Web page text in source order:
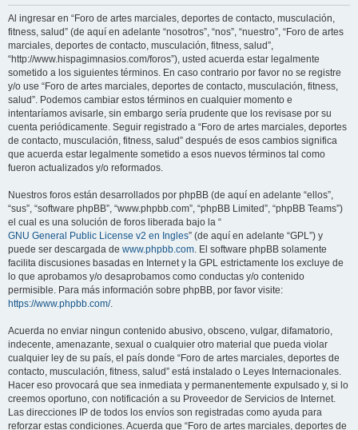
Al ingresar en “Foro de artes marciales, deportes de contacto, musculación,
fitness, salud” (de aquí en adelante “nosotros”, “nos”, “nuestro”, “Foro de artes
marciales, deportes de contacto, musculación, fitness, salud”,
“http://www.hispagimnasios.com/foros”), usted acuerda estar legalmente
sometido a los siguientes términos. En caso contrario por favor no se registre
y/o use “Foro de artes marciales, deportes de contacto, musculación, fitness,
salud”. Podemos cambiar estos términos en cualquier momento e
intentaríamos avisarle, sin embargo sería prudente que los revisase por su
cuenta periódicamente. Seguir registrado a “Foro de artes marciales, deportes
de contacto, musculación, fitness, salud” después de esos cambios significa
que acuerda estar legalmente sometido a esos nuevos términos tal como
fueron actualizados y/o reformados.
Nuestros foros están desarrollados por phpBB (de aquí en adelante “ellos”,
“sus”, “software phpBB”, “www.phpbb.com”, “phpBB Limited”, “phpBB Teams”)
el cual es una solución de foros liberada bajo la “
GNU General Public License v2 en Ingles” (de aquí en adelante “GPL”) y
puede ser descargada de www.phpbb.com. El software phpBB solamente
facilita discusiones basadas en Internet y la GPL estrictamente los excluye de
lo que aprobamos y/o desaprobamos como conductas y/o contenido
permisible. Para más información sobre phpBB, por favor visite:
https://www.phpbb.com/.
Acuerda no enviar ningun contenido abusivo, obsceno, vulgar, difamatorio,
indecente, amenazante, sexual o cualquier otro material que pueda violar
cualquier ley de su país, el país donde “Foro de artes marciales, deportes de
contacto, musculación, fitness, salud” está instalado o Leyes Internacionales.
Hacer eso provocará que sea inmediata y permanentemente expulsado y, si lo
creemos oportuno, con notificación a su Proveedor de Servicios de Internet.
Las direcciones IP de todos los envíos son registradas como ayuda para
reforzar estas condiciones. Acuerda que “Foro de artes marciales, deportes de